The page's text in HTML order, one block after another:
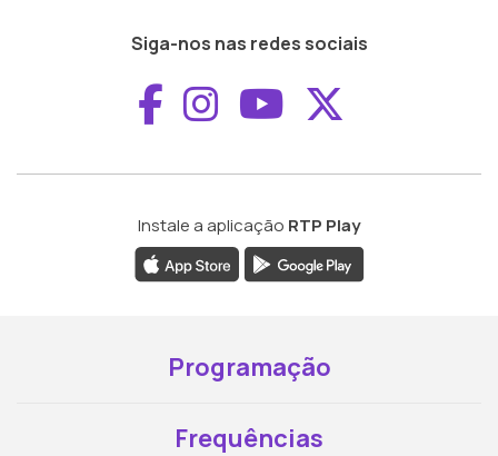
Siga-nos nas redes sociais
Aceder ao
Aceder ao
Aceder ao
Instale a aplicação RTP Play
Programação
Frequências